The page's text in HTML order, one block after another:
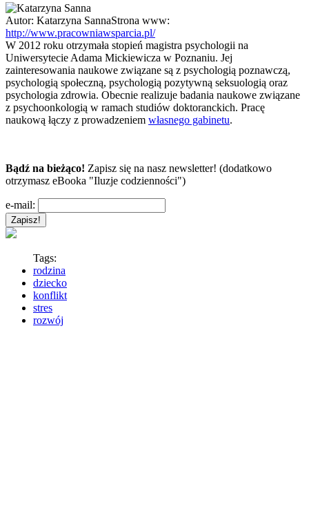
Autor: Katarzyna SannaStrona www:
http://www.pracowniawsparcia.pl/
W 2012 roku otrzymała stopień magistra psychologii na
Uniwersytecie Adama Mickiewicza w Poznaniu. Jej
zainteresowania naukowe związane są z psychologią poznawczą,
psychologią społeczną, psychologią pozytywną seksuologią oraz
psychologia zdrowia. Obecnie realizuje badania naukowe związane
z psychoonkologią w ramach studiów doktoranckich. Pracę
naukową łączy z prowadzeniem własnego gabinetu.
Bądź na bieżąco! Zapisz się na nasz newsletter! (dodatkowo
otrzymasz eBooka "Iluzje codzienności")
e-mail:
Tags:
rodzina
dziecko
konflikt
stres
rozwój